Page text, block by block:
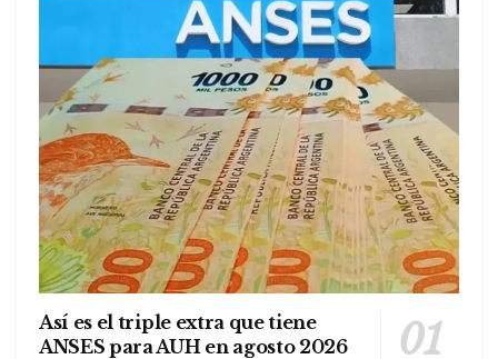
Así es el triple extra que tiene
ANSES para AUH en agosto 2026